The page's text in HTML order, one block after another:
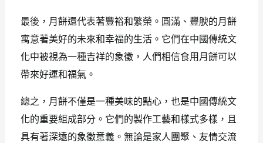
最後，月餅還代表著豐裕和繁榮。圓滿、豐腴的月餅
寓意著美好的未來和幸福的生活。它們在中國傳統文
化中被視為一種吉祥的象徵，人們相信食用月餅可以
帶來好運和福氣。
總之，月餅不僅是一種美味的點心，也是中國傳統文
化的重要組成部分。它們的製作工藝和樣式多樣，且
具有著深遠的象徵意義。無論是家人團聚、友情交流